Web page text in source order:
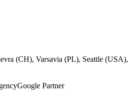
(CH), Varsavia (PL), Seattle (USA),